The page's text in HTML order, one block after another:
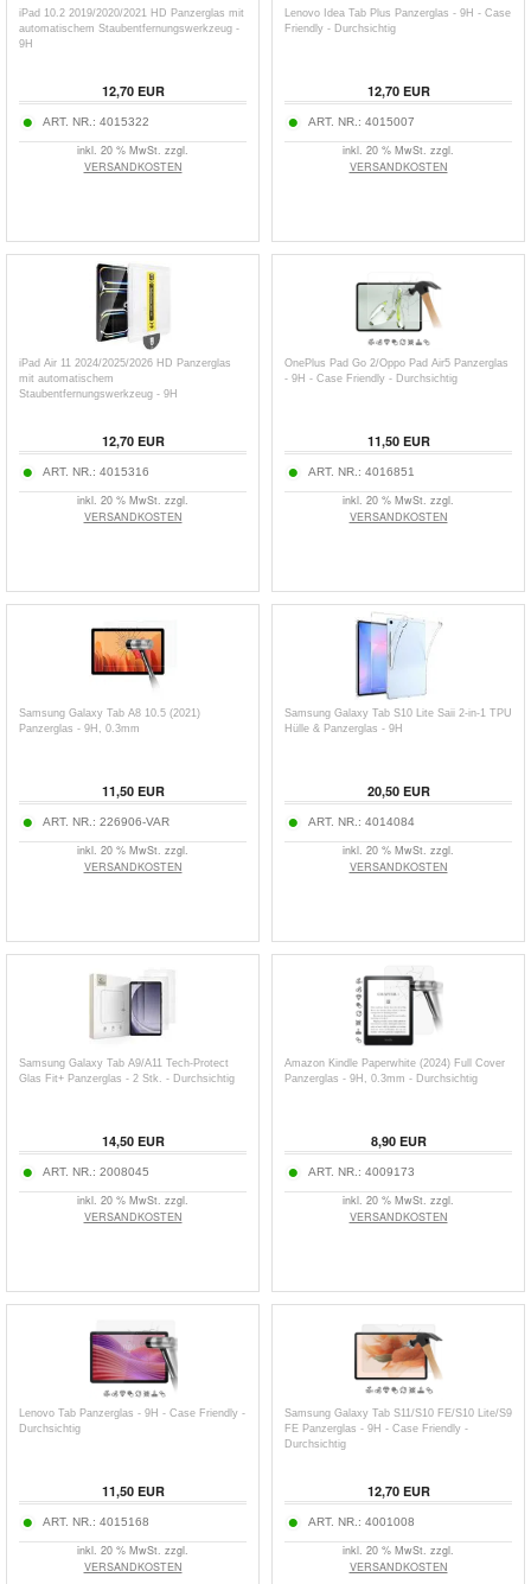
iPad 10.2 2019/2020/2021 HD Panzerglas mit
automatischem Staubentfernungswerkzeug -
9H
12,70EUR
ART. NR.: 4015322
inkl. 20 % MwSt. zzgl.
VERSANDKOSTEN
Lenovo Idea Tab Plus Panzerglas - 9H - Case
Friendly - Durchsichtig
12,70EUR
ART. NR.: 4015007
inkl. 20 % MwSt. zzgl.
VERSANDKOSTEN
iPad Air 11 2024/2025/2026 HD Panzerglas
mit automatischem
Staubentfernungswerkzeug - 9H
12,70EUR
ART. NR.: 4015316
inkl. 20 % MwSt. zzgl.
VERSANDKOSTEN
OnePlus Pad Go 2/Oppo Pad Air5 Panzerglas
- 9H - Case Friendly - Durchsichtig
11,50EUR
ART. NR.: 4016851
inkl. 20 % MwSt. zzgl.
VERSANDKOSTEN
Samsung Galaxy Tab A8 10.5 (2021)
Panzerglas - 9H, 0.3mm
11,50EUR
ART. NR.: 226906-VAR
inkl. 20 % MwSt. zzgl.
VERSANDKOSTEN
Samsung Galaxy Tab S10 Lite Saii 2-in-1 TPU
Hülle & Panzerglas - 9H
20,50EUR
ART. NR.: 4014084
inkl. 20 % MwSt. zzgl.
VERSANDKOSTEN
Samsung Galaxy Tab A9/A11 Tech-Protect
Glas Fit+ Panzerglas - 2 Stk. - Durchsichtig
14,50EUR
ART. NR.: 2008045
inkl. 20 % MwSt. zzgl.
VERSANDKOSTEN
Amazon Kindle Paperwhite (2024) Full Cover
Panzerglas - 9H, 0.3mm - Durchsichtig
8,90EUR
ART. NR.: 4009173
inkl. 20 % MwSt. zzgl.
VERSANDKOSTEN
Lenovo Tab Panzerglas - 9H - Case Friendly -
Durchsichtig
11,50EUR
ART. NR.: 4015168
inkl. 20 % MwSt. zzgl.
VERSANDKOSTEN
Samsung Galaxy Tab S11/S10 FE/S10 Lite/S9
FE Panzerglas - 9H - Case Friendly -
Durchsichtig
12,70EUR
ART. NR.: 4001008
inkl. 20 % MwSt. zzgl.
VERSANDKOSTEN